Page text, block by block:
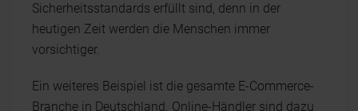
Sicherheitsstandards erfüllt sind, denn in der
heutigen Zeit werden die Menschen immer
vorsichtiger.
Ein weiteres Beispiel ist die gesamte E-Commerce-
Branche in Deutschland. Online-Händler sind dazu